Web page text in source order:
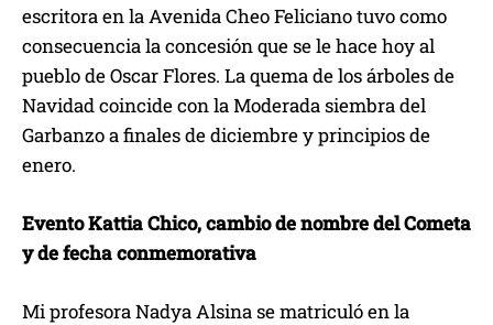
escritora en la Avenida Cheo Feliciano tuvo como
consecuencia la concesión que se le hace hoy al
pueblo de Oscar Flores. La quema de los árboles de
Navidad coincide con la Moderada siembra del
Garbanzo a finales de diciembre y principios de
enero.
Evento Kattia Chico, cambio de nombre del Cometa
y de fecha conmemorativa
Mi profesora Nadya Alsina se matriculó en la